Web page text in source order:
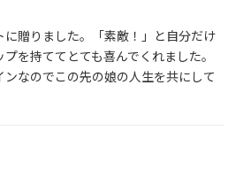
贈りました。「素敵！」と自分だけ
を持ててとても喜んでくれました。
なのでこの先の娘の人生を共にして